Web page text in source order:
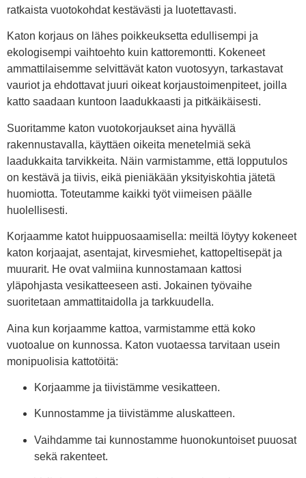
ratkaista vuotokohdat kestävästi ja luotettavasti.
Katon korjaus on lähes poikkeuksetta edullisempi ja
ekologisempi vaihtoehto kuin kattoremontti. Kokeneet
ammattilaisemme selvittävät katon vuotosyyn, tarkastavat
vauriot ja ehdottavat juuri oikeat korjaustoimenpiteet, joilla
katto saadaan kuntoon laadukkaasti ja pitkäikäisesti.
Suoritamme katon vuotokorjaukset aina hyvällä
rakennustavalla, käyttäen oikeita menetelmiä sekä
laadukkaita tarvikkeita. Näin varmistamme, että lopputulos
on kestävä ja tiivis, eikä pieniäkään yksityiskohtia jätetä
huomiotta. Toteutamme kaikki työt viimeisen päälle
huolellisesti.
Korjaamme katot huippuosaamisella: meiltä löytyy kokeneet
katon korjaajat, asentajat, kirvesmiehet, kattopeltisepät ja
muurarit. He ovat valmiina kunnostamaan kattosi
yläpohjasta vesikatteeseen asti. Jokainen työvaihe
suoritetaan ammattitaidolla ja tarkkuudella.
Aina kun korjaamme kattoa, varmistamme että koko
vuotoalue on kunnossa. Katon vuotaessa tarvitaan usein
monipuolisia kattotöitä:
Korjaamme ja tiivistämme vesikatteen.
Kunnostamme ja tiivistämme aluskatteen.
Vaihdamme tai kunnostamme huonokuntoiset puuosat
sekä rakenteet.